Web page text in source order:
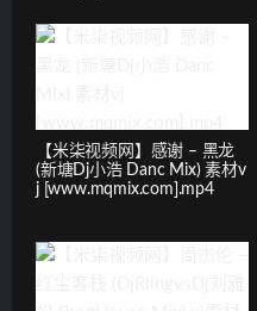
【米柒视频网】感谢 – 黑龙
(新塘Dj小浩 Danc Mix) 素材v
j [www.mqmix.com].mp4